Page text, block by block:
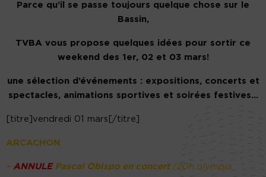
Parce qu’il se passe toujours quelque chose sur le
Bassin,
TVBA vous propose quelques idées pour sortir ce
weekend des 1er, 02 et 03 mars!
une sélection d’événements : expositions, concerts et
spectacles, animations sportives et soirées festives…
[titre]vendredi 01 mars[/titre]
ARCACHON
– ANNULEPascal Obispo en concert (20h olympia